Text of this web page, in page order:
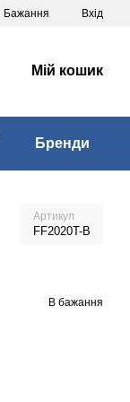
Бажання Вхід
Мій кошик
Бренди
Артикул
FF2020T-B
В бажання